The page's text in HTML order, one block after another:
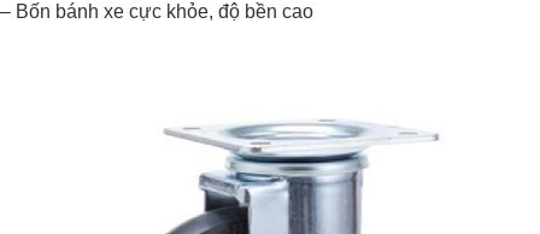
– Bốn bánh xe cực khỏe, độ bền cao